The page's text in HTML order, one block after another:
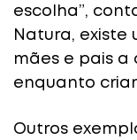
escolha”,
Natura, existe
mães e pais
enquanto
Outros